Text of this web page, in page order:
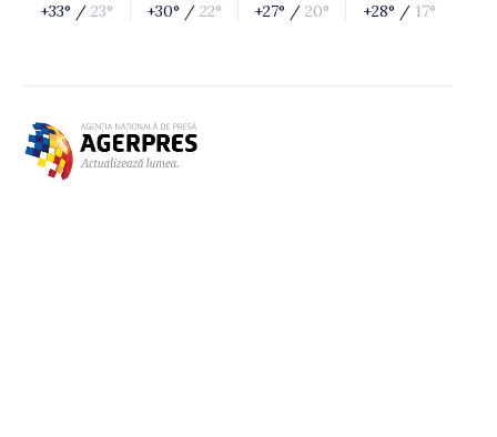
+33° / 23° +30° / 22° +27° / 20° +28° / 17°